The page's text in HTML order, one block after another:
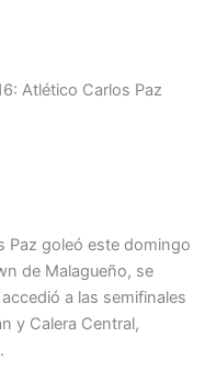
Atlético Carlos Paz
Paz goleó este domingo
de Malagueño, se
a las semifinales
y Calera Central,